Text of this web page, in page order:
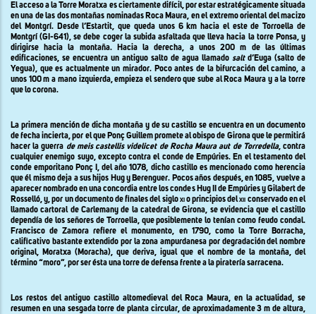
El acceso ala Torre Moratxa es ciertamente difícil, por estar estratégicamente situada
en una de las dos montañas nominadas Roca Maura, en el extremo oriental del macizo
del Montgrí. Desde l’Estartit, que queda unos 6 km hacia el este de Torroella de
Montgrí (GI-641), se debe coger la subida asfaltada que lleva hacia la torre Ponsa, y
dirigirse hacia la montaña. Hacia la derecha, a unos200 m de las últimas
edificaciones, se encuentra un antiguo salto de agua llamado saltd’Euga (salto de
Yegua), que es actualmente un mirador. Poco antes de la bifurcación del camino, a
unos 100 m a mano izquierda, empieza el sendero que sube al Roca Maura y a la torre
que lo corona.
La primera mención de dicha montaña y de su castillo se encuentra en un documento
de fecha incierta, por el que Ponç Guillem promete al obispo de Girona que le permitirá
hacer la guerra de meis castellis videlicet de Rocha Maura aut de Torredella, contra
cualquier enemigo suyo, excepto contra el conde de Empúries. En el testamento del
conde emporitano Ponç I, del año 1078, dicho castillo es mencionado como herencia
que él mismo deja a sus hijos Hug y Berenguer. Pocos años después, en 1085, vuelve a
aparecer nombrado en una concordia entre los condes Hug
de Empúriesy Gilabert de
Rosselló, y, por un documento de finales del sigloxio principios delxii conservado en el
llamado cartoral de Carlemany de la catedral de Girona, se evidencia que el castillo
dependía de los señores de Torroella, que posiblemente lo tenían como feudo condal.
Francisco de Zamora refiere el monumento, en 1790, como la Torre Borracha,
calificativo bastante extendido por la zona ampurdanesa por degradación del nombre
original, Moratxa (Moracha), que deriva, igual que el nombre de la montaña, del
término “moro”, por ser ésta una torre de defensa frente a la piratería sarracena.
Los restos del antiguo castillo altomedieval del Roca Maura, en la actualidad, se
resumen en una sesgada torre de planta circular, de aproximadamente3 m de altura,